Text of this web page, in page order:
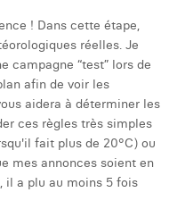
! Dans cette étape,
réelles. Je
campagne “test” lors de
afin de voir les
aidera à déterminer les
ces règles très simples
fait plus de 20°C) ou
mes annonces soient en
il a plu au moins 5 fois